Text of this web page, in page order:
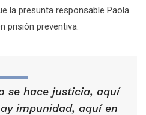
la presunta responsable Paola
prisión preventiva.
se hace justicia, aquí
impunidad, aquí en